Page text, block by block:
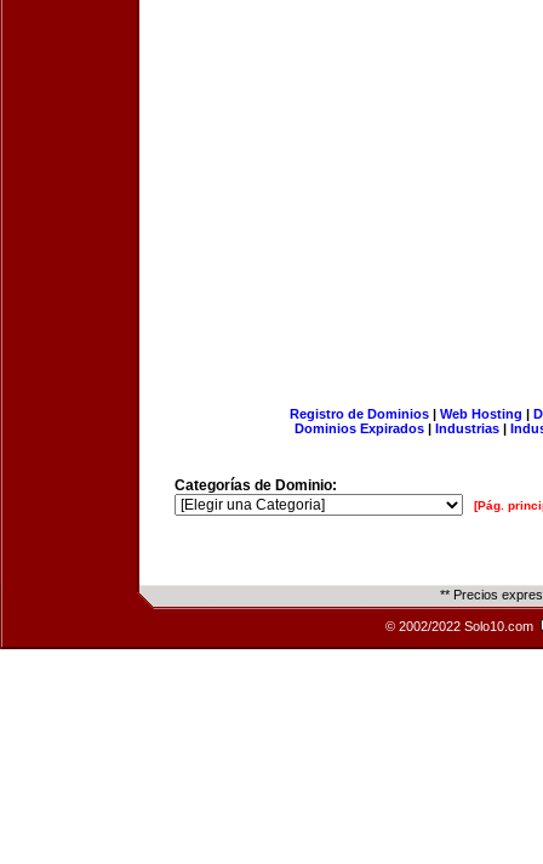
Registro de Dominios| Web Hosting |
Dominios Expirados | Industrias |
Categorías de Dominio:
[Pág.
** Precios
© 2002/2022 Solo10.com